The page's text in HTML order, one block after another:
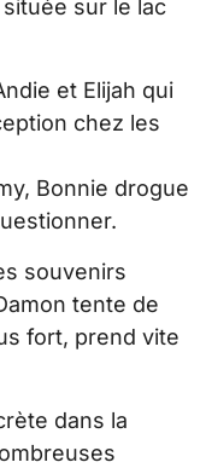
sur le lac
et Elijah qui
chez les
Bonnie drogue
souvenirs
tente de
fort, prend vite
dans la